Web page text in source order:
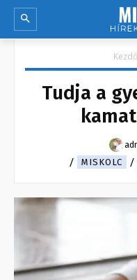
Tudja a
MISKOLC